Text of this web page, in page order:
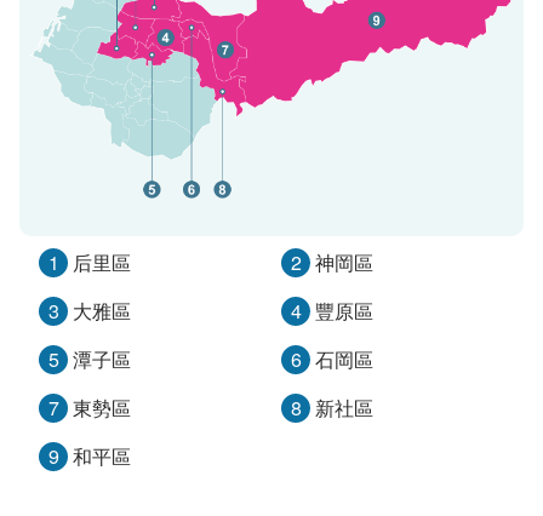
1 后里區 2 神岡區
3 大雅區 4 豐原區
5 潭子區 6 石岡區
7 東勢區 8 新社區
9 和平區